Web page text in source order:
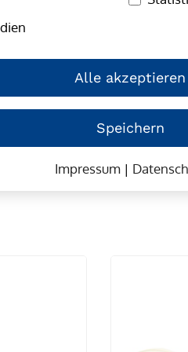
Alle akzeptieren
Speichern
Impressum|
für